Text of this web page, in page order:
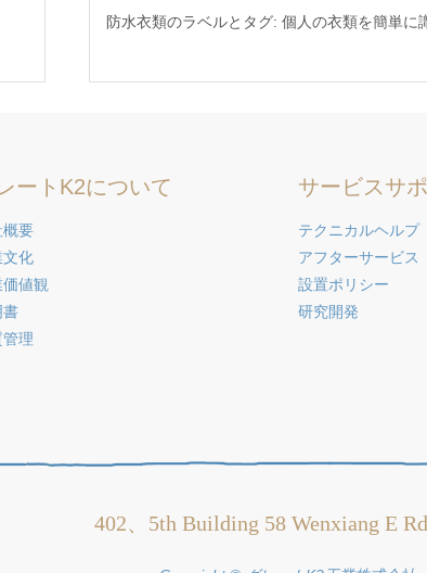
防水衣類のラベルとタグ: 個人の衣類を簡単に
ートK2について
概要
文化
値観
書
理
サービスサ
テクニカルヘルプ
アフターサービス
設置ポリシー
研究開発
402、5th Building 58 Wenxiang E